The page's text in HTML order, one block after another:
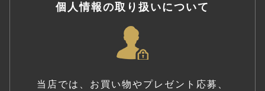
個人情報の取り扱いについて
当店では、お買い物やプレゼント応募、